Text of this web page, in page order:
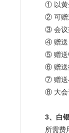
① 以黄
② 可赠
③ 会议
④ 赠送
⑤ 赠送
⑥ 赠送
⑦ 赠送
⑧ 大会
3、白
所需费